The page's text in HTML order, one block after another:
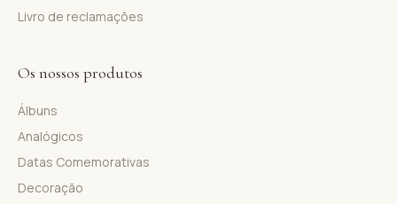
Livro de reclamações
Os nossos produtos
Álbuns
Analógicos
Datas Comemorativas
Decoração